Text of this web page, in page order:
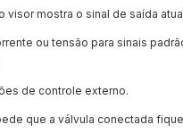
visor mostra o sinal de saída
ou tensão para sinais
de controle externo.
que a válvula conectada